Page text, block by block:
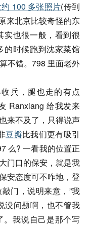
约 100 多张照片(传到
来北京比较奇怪的东
实也很一般，看到很
的时候跑到沈家菜馆
不错。798 里面老外
兵，腿也走的有点
Ranxiang 给我发来
来不及了，只得说声
豆瓣比我们更有吸引
么? 一看我的位置正
门口的保安，就是我
安态度可不咋地，登
门，说明来意，”我
没问题啊，也不管我
。我说自己是那个写